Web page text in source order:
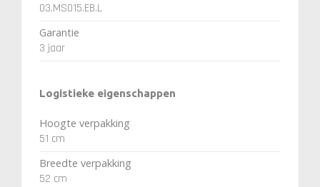
03.MS015.EB.L
Garantie
3 jaar
Logistieke eigenschappen
Hoogte verpakking
51 cm
Breedte verpakking
52 cm